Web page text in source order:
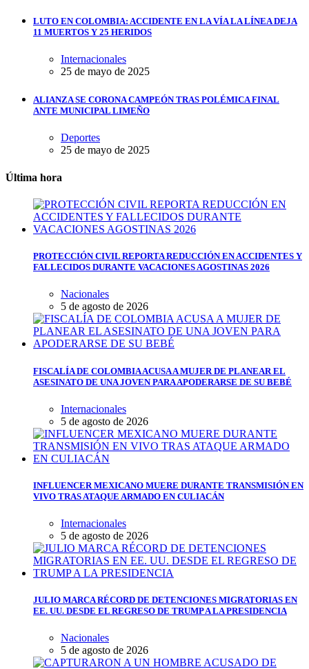
LUTO EN COLOMBIA: ACCIDENTE EN LA VÍA LA LÍNEA DEJA
11 MUERTOS Y 25 HERIDOS
Internacionales
25 de mayo de 2025
ALIANZA SE CORONA CAMPEÓN TRAS POLÉMICA FINAL
ANTE MUNICIPAL LIMEÑO
Deportes
25 de mayo de 2025
Última hora
PROTECCIÓN CIVIL REPORTA REDUCCIÓN EN ACCIDENTES Y
FALLECIDOS DURANTE VACACIONES AGOSTINAS 2026
Nacionales
5 de agosto de 2026
FISCALÍA DE COLOMBIA ACUSA A MUJER DE PLANEAR EL
ASESINATO DE UNA JOVEN PARA APODERARSE DE SU BEBÉ
Internacionales
5 de agosto de 2026
INFLUENCER MEXICANO MUERE DURANTE TRANSMISIÓN EN
VIVO TRAS ATAQUE ARMADO EN CULIACÁN
Internacionales
5 de agosto de 2026
JULIO MARCA RÉCORD DE DETENCIONES MIGRATORIAS EN
EE. UU. DESDE EL REGRESO DE TRUMP A LA PRESIDENCIA
Nacionales
5 de agosto de 2026